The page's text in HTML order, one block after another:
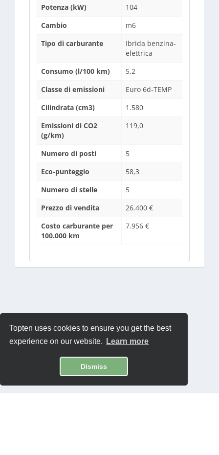
Topten uses cookies to ensure you get the best
experience on our website.
Learn more
Dismiss
Potenza (kW)
104
Cambio
m6
Tipo di carburante
Ibrida benzina-
elettrica
Consumo (l/100 km)
5,2
Classe di emissioni
Euro 6d-TEMP
Cilindrata (cm3)
1.580
Emissioni di CO2
(g/km)
119,0
Numero di posti
5
Eco-punteggio
58,3
Numero di stelle
5
Prezzo di vendita
26.400 €
Costo carburante per
100.000 km
7.956 €